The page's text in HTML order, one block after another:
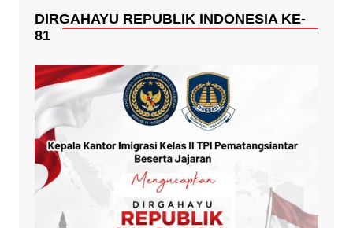
DIRGAHAYU REPUBLIK INDONESIA KE-
81